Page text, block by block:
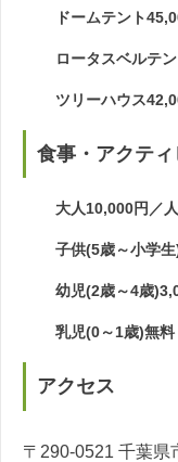
ドームテント
ロータスベルテ
ツリーハウス
食事・アクテ
大人10,000円／人
子供(5歳～小学
幼児(2歳～4歳
乳児(0～1歳)無料
アクセス
〒290-0521 千葉県